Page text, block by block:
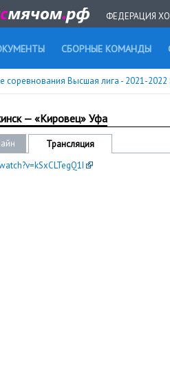
ФЕДЕРАЦИЯ
СБОРНЫЕ КОМАНДЫ
соревнования Высшая лига - 2021-2022
— «Кировец» Уфа
Трансляция